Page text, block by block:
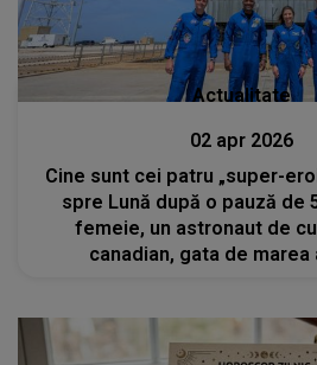
Actualitate
02 apr 2026
Cine sunt cei patru „super-
spre Lună după o pauză de
femeie, un astronaut de
canadian, gata de marea